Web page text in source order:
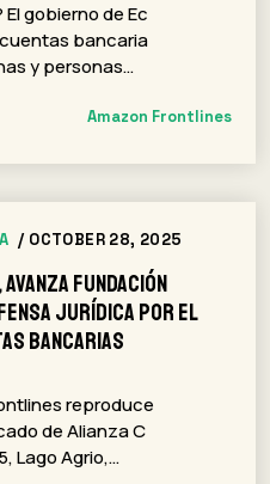
gobierno de Ec
bancaria
y personas…
Amazon Frontlines
/ OCTOBER 28, 2025
Fundación
jurídica por el
bancarias
reproduce
de Alianza C
Lago Agrio,…